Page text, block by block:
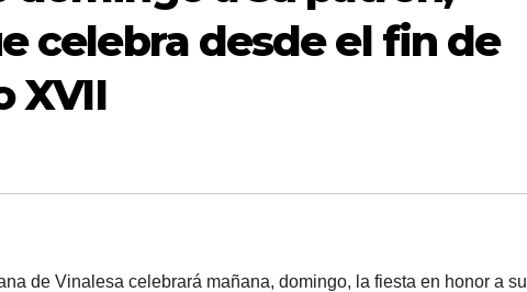
celebra desde el fin de
XVII
de Vinalesa celebrará mañana, domingo, la fiesta en honor a su